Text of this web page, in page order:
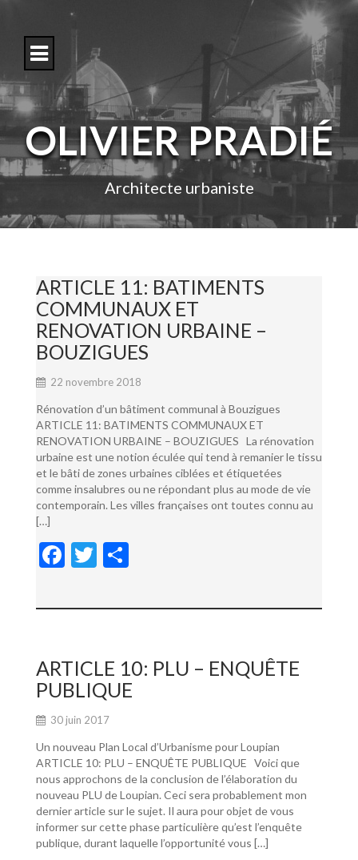
o
c
n
e
OLIVIER PRADIÉ
Architecte urbaniste
ARTICLE 11: BATIMENTS
COMMUNAUX ET
RENOVATION URBAINE –
BOUZIGUES
22 novembre 2018
Rénovation d’un bâtiment communal à Bouzigues
ARTICLE 11: BATIMENTS COMMUNAUX ET
RENOVATION URBAINE – BOUZIGUES La rénovation
urbaine est une notion éculée qui tend à remanier le tissu
et le bâti de zones urbaines ciblées et étiquetées
comme insalubres ou ne répondant plus au mode de vie
contemporain. Les villes françaises ont toutes connu au
[…]
F
e
o
o
k
T
itt ta
er
ARTICLE 10: PLU – ENQUÊTE
PUBLIQUE
30 juin 2017
Un nouveau Plan Local d’Urbanisme pour Loupian
ARTICLE 10: PLU – ENQUÊTE PUBLIQUE Voici que
nous approchons de la conclusion de l’élaboration du
nouveau PLU de Loupian. Ceci sera probablement mon
dernier article sur le sujet. Il aura pour objet de vous
informer sur cette phase particulière qu’est l’enquête
publique, durant laquelle l’opportunité vous […]